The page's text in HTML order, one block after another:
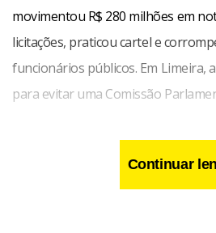
movimentou R$ 280 milhões em
licitações, praticou cartel e
funcionários públicos. Em Limeira,
para evitar uma Comissão
Segundo denúncia do Ministério
vereador lavou dinheiro da propina
Continuar